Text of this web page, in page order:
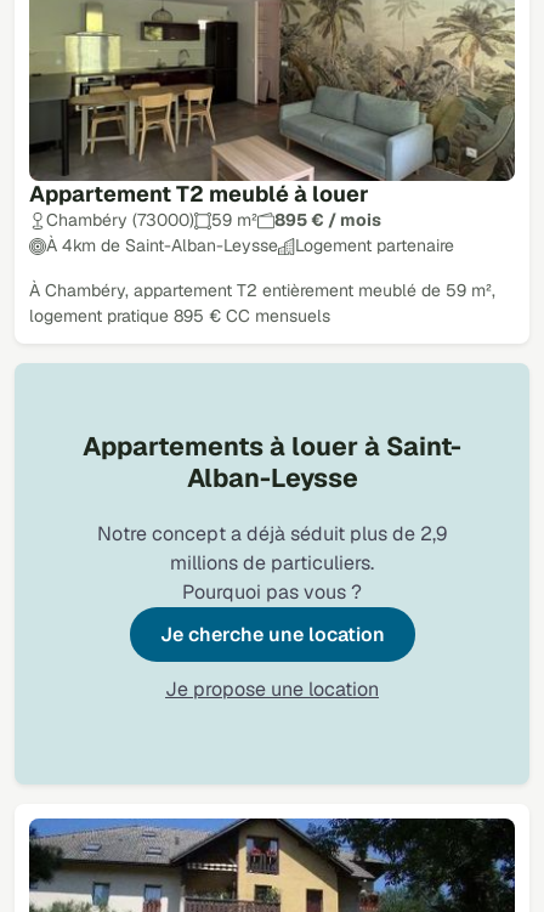
Appartement T2 meublé à louer
Chambéry (73000) 59 m²
895 € / mois
À 4km de Saint-Alban-Leysse
Logement partenaire
À Chambéry, appartement T2 entièrement meublé de 59 m²,
logement pratique 895 € CC mensuels
Appartements à louer à Saint-
Alban-Leysse
Notre concept a déjà séduit plus de 2,9
millions de particuliers.
Pourquoi pas vous ?
Je cherche une location
Je propose une location